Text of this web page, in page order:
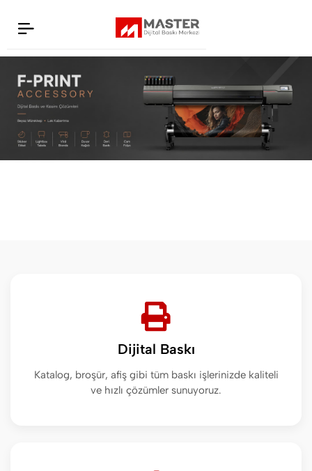
Dijital Baskı
Katalog, broşür, afiş gibi tüm baskı işlerinizde kaliteli
ve hızlı çözümler sunuyoruz.